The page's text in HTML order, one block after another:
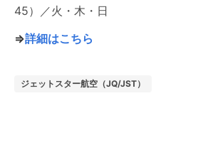
45）／火・木・日
⇒詳細はこちら
ジェットスター航空（JQ/JST）